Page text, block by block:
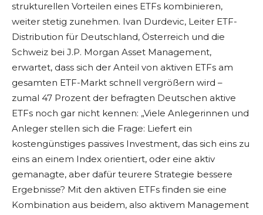
strukturellen Vorteilen eines ETFs kombinieren,
weiter stetig zunehmen. Ivan Durdevic, Leiter ETF-
Distribution für Deutschland, Österreich und die
Schweiz bei J.P. Morgan Asset Management,
erwartet, dass sich der Anteil von aktiven ETFs am
gesamten ETF-Markt schnell vergrößern wird –
zumal 47 Prozent der befragten Deutschen aktive
ETFs noch gar nicht kennen: „Viele Anlegerinnen und
Anleger stellen sich die Frage: Liefert ein
kostengünstiges passives Investment, das sich eins zu
eins an einem Index orientiert, oder eine aktiv
gemanagte, aber dafür teurere Strategie bessere
Ergebnisse? Mit den aktiven ETFs finden sie eine
Kombination aus beidem, also aktivem Management